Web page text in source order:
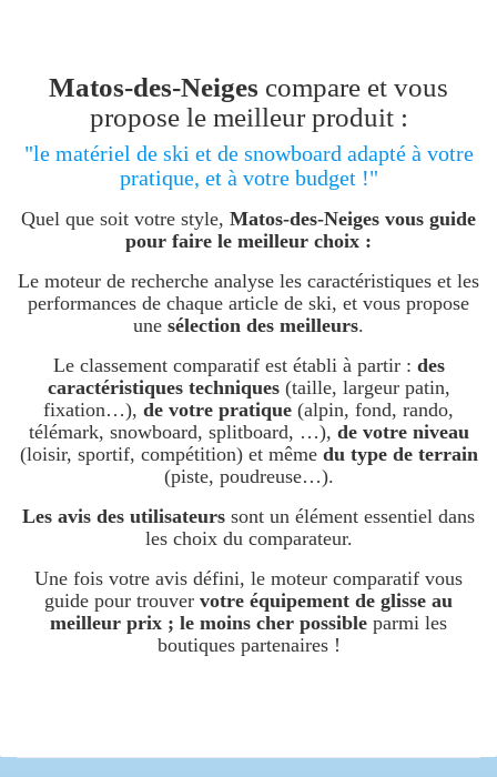
Matos-des-Neiges compare et vous
propose le meilleur produit :
"le matériel de ski et de snowboard adapté à votre
pratique, et à votre budget !"
Quel que soit votre style, Matos-des-Neiges vous guide
pour faire le meilleur choix :
Le moteur de recherche analyse les caractéristiques et les
performances de chaque article de ski, et vous propose
une sélection des meilleurs.
Le classement comparatif est établi à partir : des
caractéristiques techniques(taille, largeur patin,
fixation…), de votre pratique (alpin, fond, rando,
télémark, snowboard, splitboard, …), de votre niveau
(loisir, sportif, compétition) et même du type de terrain
(piste, poudreuse…).
Les avis des utilisateurs sont un élément essentiel dans
les choix du comparateur.
Une fois votre avis défini, le moteur comparatif vous
guide pour trouver votre équipement de glisse au
meilleur prix ; le moins cher possible parmi les
boutiques partenaires !